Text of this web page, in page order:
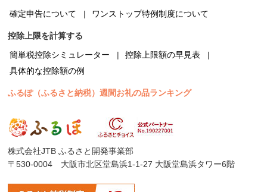
確定申告について
ワンストップ特例制度について
控除上限を計算する
簡単税控除シミュレーター
控除上限額の早見表
具体的な控除額の例
ふるぽ（ふるさと納税）週間お礼の品ランキング
株式会社JTB ふるさと開発事業部
〒530-0004 大阪市北区堂島浜1-1-27 大阪堂島浜タワー6階